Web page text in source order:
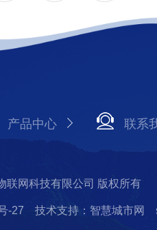
产品中心 联系
联网科技有限公司 版权所有
-27 技术支持：智慧城市网